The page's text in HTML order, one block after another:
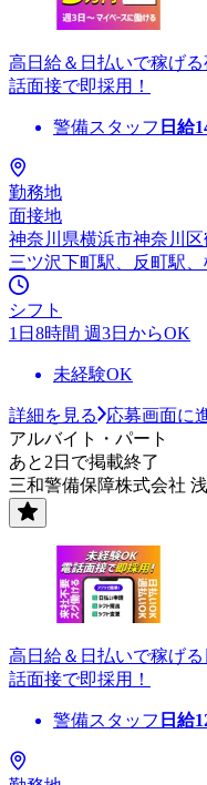
高日給＆日払いで稼げ
話面接で即採用！
警備スタッフ 日給
勤務地
面接地
神奈川県横浜市神奈川
三ツ沢下町駅、反町駅
シフト
1日8時間 週3日からOK
未経験OK
詳細を見る
応募画面に
アルバイト・パート
あと2日で掲載終了
三和警備保障株式会社
高日給＆日払いで稼げ
話面接で即採用！
警備スタッフ 日給